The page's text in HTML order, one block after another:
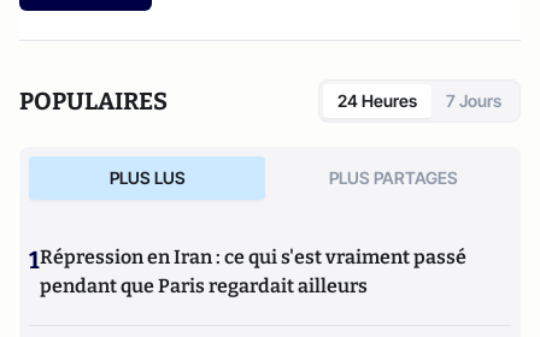
POPULAIRES 24 Heures 7 Jours
PLUS LUS PLUS PARTAGES
1Répression en Iran : ce qui s'est vraiment passé
pendant que Paris regardait ailleurs